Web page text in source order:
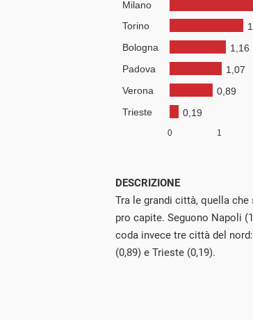
DESCRIZIONE
Tra le grandi città, quella che
pro capite. Seguono Napoli
coda invece tre città del
(0,89) e Trieste (0,19).